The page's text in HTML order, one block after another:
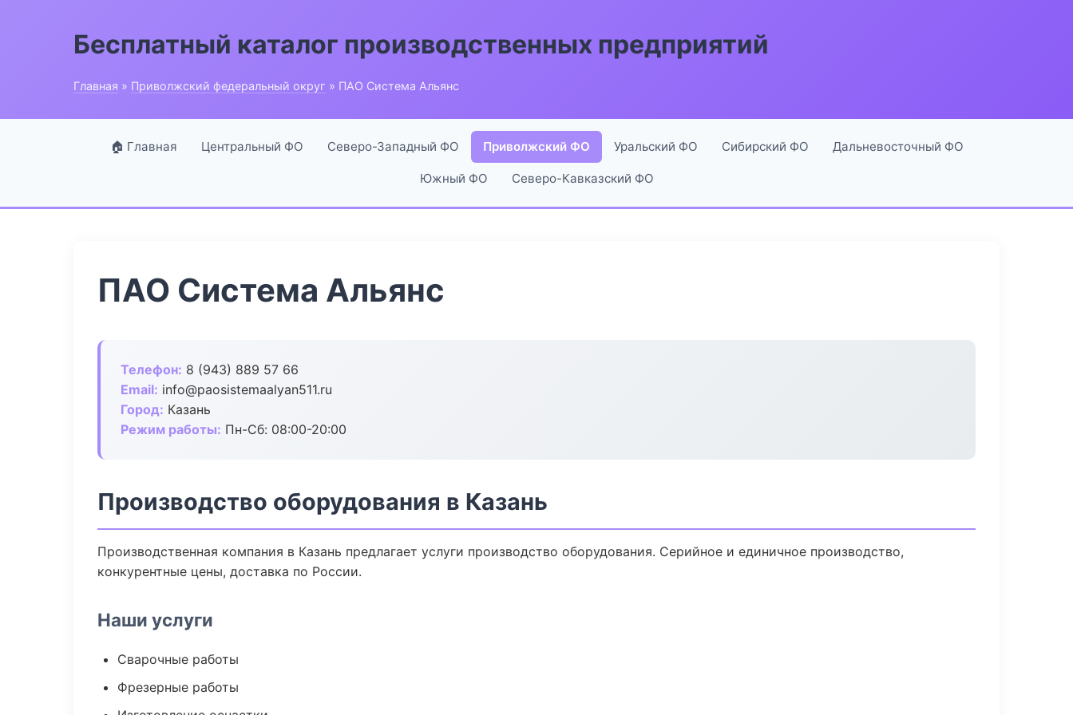
Бесплатный каталог производственных предприятий
Главная » Приволжский федеральный округ » ПАО Система Альянс
🏠 Главная Центральный ФО Северо-Западный ФО Приволжский ФО Уральский ФО Сибирский ФО Дальневосточный ФО
Южный ФО Северо-Кавказский ФО
ПАО Система Альянс
Телефон: 8 (943) 889 57 66
Email: info@paosistemaalyan511.ru
Город: Казань
Режим работы: Пн-Сб: 08:00-20:00
Производство оборудования в Казань
Производственная компания в Казань предлагает услуги производство оборудования. Серийное и единичное производство,
конкурентные цены, доставка по России.
Наши услуги
Сварочные работы
Фрезерные работы